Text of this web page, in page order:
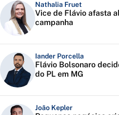
Nathalia Fruet
Vice de Flávio afasta
campanha
Iander Porcella
Flávio Bolsonaro
do PL em MG
João Kepler